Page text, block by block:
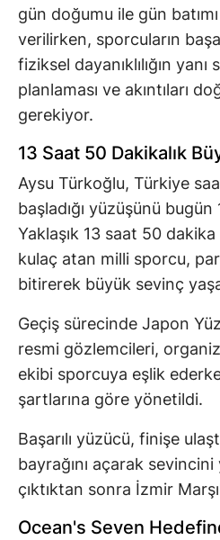
gün doğumu ile gün
verilirken, sporcuların
fiziksel dayanıklılığın yanı
planlaması ve akıntıları
gerekiyor.
13 Saat 50 Dakikalık
Aysu Türkoğlu, Türkiye
başladığı yüzüşünü bugün
Yaklaşık 13 saat 50 dakika
kulaç atan milli sporcu,
bitirerek büyük sevinç
Geçiş sürecinde Japon
resmi gözlemcileri,
ekibi sporcuya eşlik
şartlarına göre yönetildi.
Başarılı yüzücü, finişe
bayrağını açarak
çıktıktan sonra İzmir
Ocean's Seven